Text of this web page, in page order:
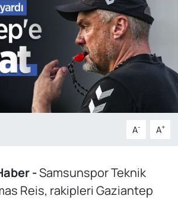
A- A+
-Samsunspor Teknik
Reis, rakipleri Gaziantep